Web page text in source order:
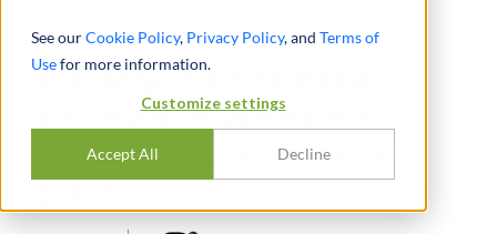
See ourCookie Policy, Privacy Policy, and Terms of
Usefor more information.
Customize settings
Accept All Decline
Consulenza
sull'acquisizione delle
attività donwstream e
chimiche sulla costa del